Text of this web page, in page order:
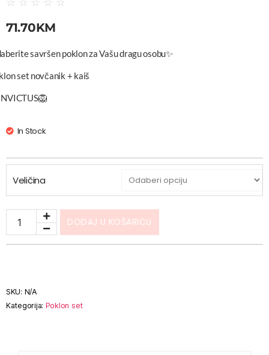
☆ ☆ ☆ ☆ ☆
71.70KM
savršen poklon za Vašu dragu osobu✨
set novčanik + kaiš
In Stock
Veličina
DODAJ U KOŠARICU
SKU: N/A
Kategorija: Poklon set